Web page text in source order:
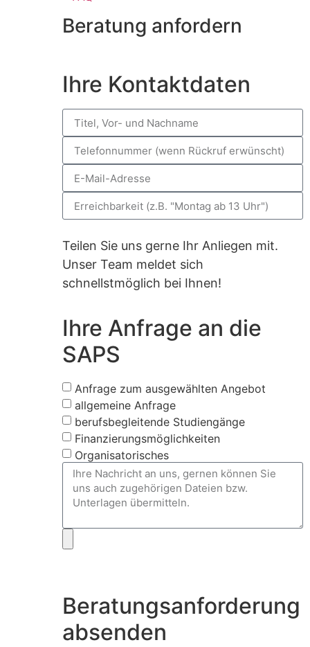
Beratung anfordern
Ihre Kontaktdaten
Teilen Sie uns gerne Ihr Anliegen mit.
Unser Team meldet sich
schnellstmöglich bei Ihnen!
Ihre Anfrage an die
SAPS
Anfrage zum ausgewählten Angebot
allgemeine Anfrage
berufsbegleitende Studiengänge
Finanzierungsmöglichkeiten
Organisatorisches
Beratungsanforderung
absenden